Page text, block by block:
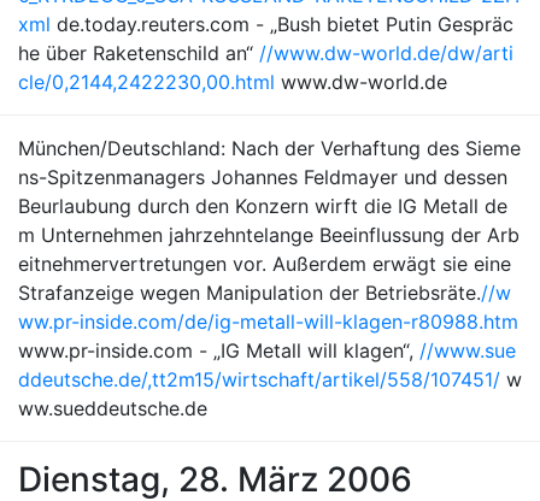
xml de.today.reuters.com - „Bush bietet Putin Gespräc
he über Raketenschild an“ //www.dw-world.de/dw/arti
cle/0,2144,2422230,00.html www.dw-world.de
München/Deutschland: Nach der Verhaftung des Sieme
ns-Spitzenmanagers Johannes Feldmayer und dessen
Beurlaubung durch den Konzern wirft die IG Metall de
m Unternehmen jahrzehntelange Beeinflussung der Arb
eitnehmervertretungen vor. Außerdem erwägt sie eine
Strafanzeige wegen Manipulation der Betriebsräte.//w
ww.pr-inside.com/de/ig-metall-will-klagen-r80988.htm
www.pr-inside.com - „IG Metall will klagen“, //www.sue
ddeutsche.de/,tt2m15/wirtschaft/artikel/558/107451/ w
ww.sueddeutsche.de
Dienstag, 28. März 2006